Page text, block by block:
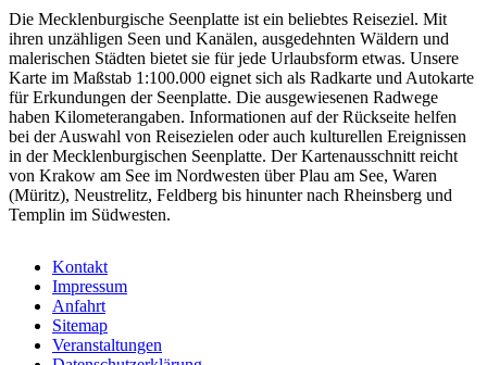
Die Mecklenburgische Seenplatte ist ein beliebtes Reiseziel. Mit
ihren unzähligen Seen und Kanälen, ausgedehnten Wäldern und
malerischen Städten bietet sie für jede Urlaubsform etwas. Unsere
Karte im Maßstab 1:100.000 eignet sich als Radkarte und Autokarte
für Erkundungen der Seenplatte. Die ausgewiesenen Radwege
haben Kilometerangaben. Informationen auf der Rückseite helfen
bei der Auswahl von Reisezielen oder auch kulturellen Ereignissen
in der Mecklenburgischen Seenplatte. Der Kartenausschnitt reicht
von Krakow am See im Nordwesten über Plau am See, Waren
(Müritz), Neustrelitz, Feldberg bis hinunter nach Rheinsberg und
Templin im Südwesten.
Kontakt
Impressum
Anfahrt
Sitemap
Veranstaltungen